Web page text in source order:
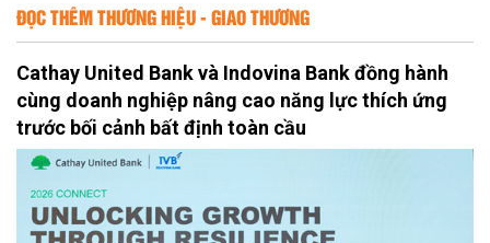
ĐỌC THÊM THƯƠNG HIỆU - GIAO THƯƠNG
Cathay United Bank và Indovina Bank đồng hành
cùng doanh nghiệp nâng cao năng lực thích ứng
trước bối cảnh bất định toàn cầu